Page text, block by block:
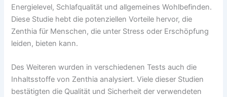
Energielevel, Schlafqualität und allgemeines Wohlbefinden.
Diese Studie hebt die potenziellen Vorteile hervor, die
Zenthia für Menschen, die unter Stress oder Erschöpfung
leiden, bieten kann.
Des Weiteren wurden in verschiedenen Tests auch die
Inhaltsstoffe von Zenthia analysiert. Viele dieser Studien
bestätigten die Qualität und Sicherheit der verwendeten